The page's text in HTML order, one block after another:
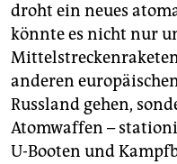
droht ein neues
könnte es nicht nur
anderen
Russland gehen,
Atomwaffen –
U-Booten und